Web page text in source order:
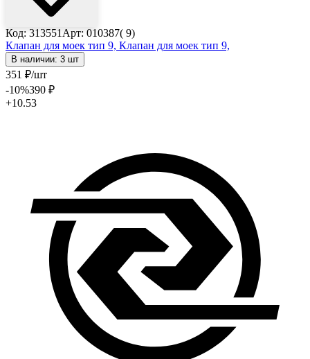
Код: 313551 Арт: 010387( 9)
Клапан для моек тип 9, Клапан для моек тип 9,
В наличии: 3 шт
351 ₽/шт
-10%390 ₽
+10.53